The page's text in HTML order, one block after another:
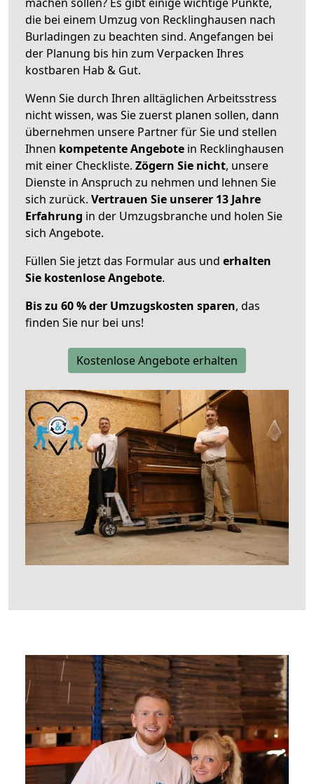
die bei einem Umzug von Recklinghausen nach
Burladingen zu beachten sind. Angefangen bei
der Planung bis hin zum Verpacken Ihres
kostbaren Hab & Gut.
Wenn Sie durch Ihren alltäglichen Arbeitsstress
nicht wissen, was Sie zuerst planen sollen, dann
übernehmen unsere Partner für Sie und stellen
Ihnen kompetente Angebote in Recklinghausen
mit einer Checkliste. Zögern Sie nicht, unsere
Dienste in Anspruch zu nehmen und lehnen Sie
sich zurück. Vertrauen Sie unserer 13 Jahre
Erfahrung in der Umzugsbranche und holen Sie
sich Angebote.
Füllen Sie jetzt das Formular aus und erhalten
Sie kostenlose Angebote.
Bis zu 60 % der Umzugskosten sparen, das
finden Sie nur bei uns!
Kostenlose Angebote erhalten